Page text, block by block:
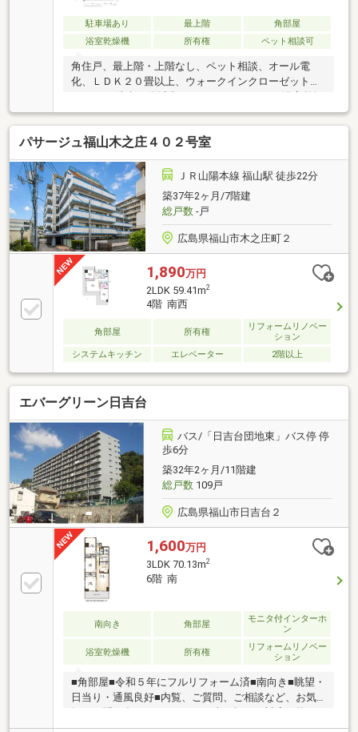
ともに良好 3面バルコニーが開放感 大切な家族で
あるペットと一緒に暮らせる 全居室に収納を完備◇
安心の教育環境：城東中学校徒歩3分 お子様の通学
駐車場あり 最上階
角部屋
浴室乾燥機
所有権 ペット相談可
角住戸、最上階・上階なし、ペット相談、オール電
化、ＬＤＫ２０畳以上、ウォークインクローゼット、
機、陽当り良好、全居室収納、総合病院 徒歩10分以
内、シャワー付洗面化粧台、対面式キッチン、セキュ
リティ充実、自走式駐車場、２面以上バルコニー、東
南向き、南面バルコニー、平面駐車場、高速ネット対
応、温水洗浄便座、浴室に窓、全居室フローリング、
眺望良好、ＩＨクッキングヒーター、BS・CS・
CATV、小学校 徒歩10分以内、平坦地、エレベータ
ー、宅配ボックス、駐輪場、食器洗乾燥機、バイク置
場
パサージュ福山木之庄４０２号室
ＪＲ山陽本線 福山駅 徒歩22分
築37年2ヶ月/7階建
総戸数-戸
広島県福山市木之庄町２
1,890万円
2LDK 59.41m2
4階 南西
角部屋 所有権
リフォームリノベー
ション
システムキッチン
エレベーター 2階以上
エバーグリーン日吉台
バス/「日吉台団地東」バス停 停
歩6分
築32年2ヶ月/11階建
総戸数109戸
広島県福山市日吉台２
1,600万円
3LDK 70.13m2
6階 南
南向き 角部屋
モニタ付インターホ
ン
浴室乾燥機 所有権
リフォームリノベー
ション
■角部屋■令和５年にフルリフォーム済■南向き■眺望・
日当り・通風良好■内覧、ご質問、ご相談など、お気
す！